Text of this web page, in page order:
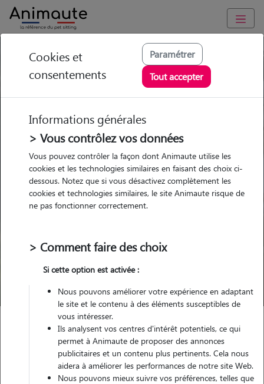
Trouvez votre gardien idéal !
Garde
chez le Pet Sitter
Garde
chez le Pet Sitter Visites
Visites
Pour quel animal ?
Trouver mon Pet Sitter
Garde animaux France
Nouvelle Aquitaine
Lot-et-Garonne
Saint-Astier
Cookies et
consentements
Paramétrer
Tout accepter
Informations générales
> Vous contrôlez vos données
Vous pouvez contrôler la façon dont Animaute utilise les
cookies et les technologies similaires en faisant des choix ci-
dessous. Notez que si vous désactivez complètement les
cookies et technologies similaires, le site Animaute risque de
ne pas fonctionner correctement.
> Comment faire des choix
Si cette option est activée :
Nous pouvons améliorer votre expérience en adaptant
le site et le contenu à des éléments susceptibles de
vous intéresser.
Ils analysent vos centres d'intérêt potentiels, ce qui
permet à Animaute de proposer des annonces
publicitaires et un contenu plus pertinents. Cela nous
aidera à améliorer les performances de notre site Web.
Nous pouvons mieux suivre vos préférences, telles que